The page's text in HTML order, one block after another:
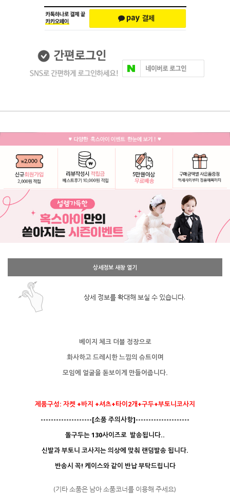
상세정보 새창 열기
상세 정보를 확대해 보실 수 있습니다.
베이지 체크 더블 정장으로
화사하고 드레시한 느낌의 슈트이며
모임에 얼굴을 돋보이게 만들어줍니다.
제품구성: 자켓 +바지 +셔츠+타이2개+구두+부토니코사지
--------------------[소품 주의사항]---------------------
돌구두는 130사이즈로 발송됩니다..
신발과 부토니 코사지는 의상에 맞춰 랜덤발송 됩니다.
반송시 꼭! 케이스와 같이 반납 부탁드립니다
(기타 소품은 남아 소품코너를 이용해 주세요)